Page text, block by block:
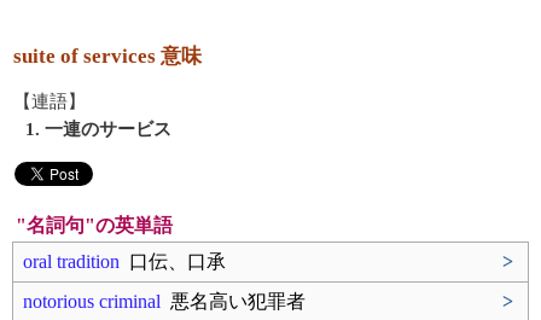
suite of services 意味
【連語】
1. 一連のサービス
"名詞句"の英単語
oral tradition 口伝、口承
>
notorious criminal 悪名高い犯罪者
>